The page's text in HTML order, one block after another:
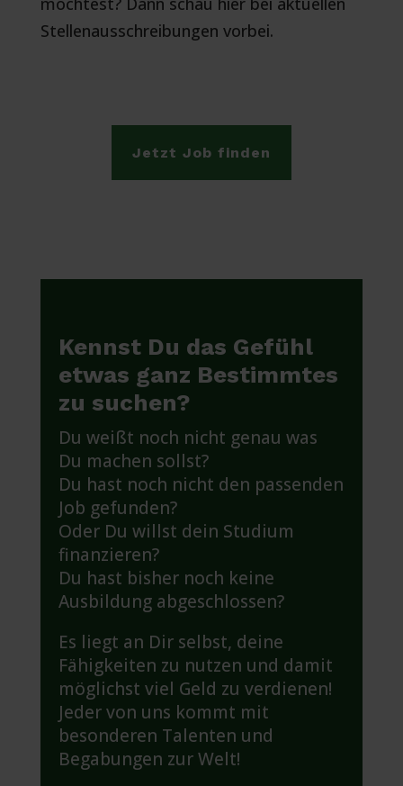
Stellenausschreibungen vorbei.
Jetzt Job finden
Kennst Du das Gefühl
etwas ganz Bestimmtes
zu suchen?
Du weißt noch nicht genau was
Du machen sollst?
Du hast noch nicht den passenden
Job gefunden?
Oder Du willst dein Studium
finanzieren?
Du hast bisher noch keine
Ausbildung abgeschlossen?
Es liegt an Dir selbst, deine
Fähigkeiten zu nutzen und damit
möglichst viel Geld zu verdienen!
Jeder von uns kommt mit
besonderen Talenten und
Begabungen zur Welt!